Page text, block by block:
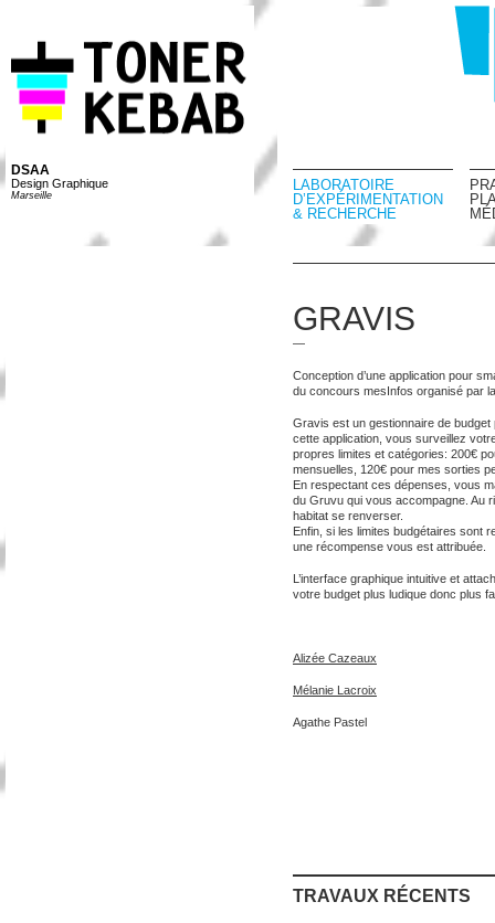
DSAA
Design Graphique
Marseille
LABORATOIRE
D’EXPÉRIMENTATION
& RECHERCHE
GRAVIS
—
Conception d’une application pour
du concours mesInfos organisé par
Gravis est un gestionnaire de
cette application, vous surveillez
propres limites et catégories: 200€
mensuelles, 120€ pour mes sorties
En respectant ces dépenses, vous
du Gruvu qui vous accompagne. Au
habitat se renverser.
Enfin, si les limites budgétaires sont
une récompense vous est attribuée.
L’interface graphique intuitive et
votre budget plus ludique donc plus
Alizée Cazeaux
Mélanie Lacroix
Agathe Pastel
TRAVAUX RÉCENTS